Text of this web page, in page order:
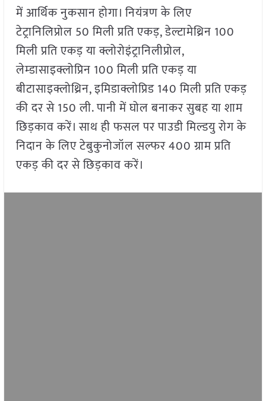
में आर्थिक नुकसान होगा। नियंत्रण के लिए
टेट्रानिलिप्रोल 50 मिली प्रति एकड़, डेल्टामेथ्रिन 100
मिली प्रति एकड़ या क्लोरोइंट्रानिलीप्रोल,
लेम्डासाइक्लोप्रिन 100 मिली प्रति एकड़ या
बीटासाइक्लोथ्रिन, इमिडाक्लोप्रिड 140 मिली प्रति एकड़
की दर से 150 ली. पानी में घोल बनाकर सुबह या शाम
छिड़काव करें। साथ ही फसल पर पाउडी मिल्डयु रोग के
निदान के लिए टेबुकुनोजॉल सल्फर 400 ग्राम प्रति
एकड़ की दर से छिड़काव करें।